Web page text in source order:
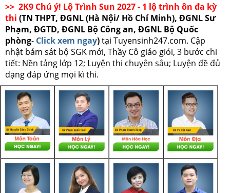
>> 2K9 Chú ý! Lộ Trình Sun 2027 - 1 lộ trình ôn đa kỳ
thi (TN THPT, ĐGNL (Hà Nội/ Hồ Chí Minh), ĐGNL Sư
Phạm, ĐGTD, ĐGNL Bộ Công an, ĐGNL Bộ Quốc
phòng- Click xem ngay)tại Tuyensinh247.com. Cập
nhật bám sát bộ SGK mới, Thầy Cô giáo giỏi, 3 bước chi
tiết: Nền tảng lớp 12; Luyện thi chuyên sâu; Luyện đề đủ
dạng đáp ứng mọi kì thi.